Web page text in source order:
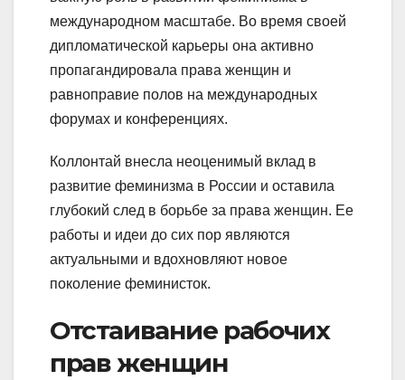
международном масштабе. Во время своей
дипломатической карьеры она активно
пропагандировала права женщин и
равноправие полов на международных
форумах и конференциях.
Коллонтай внесла неоценимый вклад в
развитие феминизма в России и оставила
глубокий след в борьбе за права женщин. Ее
работы и идеи до сих пор являются
актуальными и вдохновляют новое
поколение феминисток.
Отстаивание рабочих
прав женщин